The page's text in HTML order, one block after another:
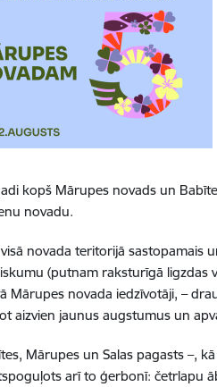
kopš Mārupes novads un
novadu.
novada teritorijā sastopamais
(putnam raksturīgā ligzdas
novada iedzīvotāji, –
aizvien jaunus augstumus un
Mārupes un Salas pagasts –,
arī to ģerbonī: četrlapu
kompleksa 2026. gada